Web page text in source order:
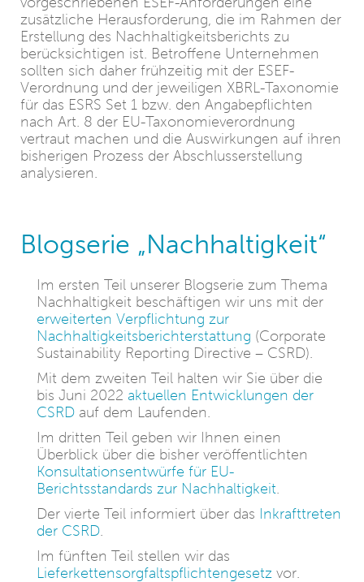
zusätzliche Herausforderung, die im Rahmen der
Erstellung des Nachhaltigkeitsberichts zu
berücksichtigen ist. Betroffene Unternehmen
sollten sich daher frühzeitig mit der ESEF-
Verordnung und der jeweiligen XBRL-Taxonomie
für das ESRS Set 1 bzw. den Angabepflichten
nach Art. 8 der EU-Taxonomieverordnung
vertraut machen und die Auswirkungen auf ihren
bisherigen Prozess der Abschlusserstellung
analysieren.
Blogserie „Nachhaltigkeit“
Im ersten Teil unserer Blogserie zum Thema
Nachhaltigkeit beschäftigen wir uns mit der
erweiterten Verpflichtung zur
Nachhaltigkeitsberichterstattung (Corporate
Sustainability Reporting Directive – CSRD).
Mit dem zweiten Teil halten wir Sie über die
bis Juni 2022 aktuellen Entwicklungen der
CSRD auf dem Laufenden.
Im dritten Teil geben wir Ihnen einen
Überblick über die bisher veröffentlichten
Konsultationsentwürfe für EU-
Berichtsstandards zur Nachhaltigkeit.
Der vierte Teil informiert über das Inkrafttreten
der CSRD.
Im fünften Teil stellen wir das
Lieferkettensorgfaltspflichtengesetz vor.